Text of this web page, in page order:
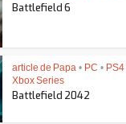
Battlefield 6
article de Papa • PC • PS4
Xbox Series
Battlefield 2042